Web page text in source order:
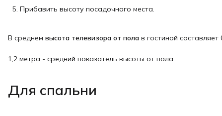
Прибавить высоту посадочного места.
В среднем высота телевизора от пола в гостиной составляет
1,2 метра - средний показатель высоты от пола.
Для спальни